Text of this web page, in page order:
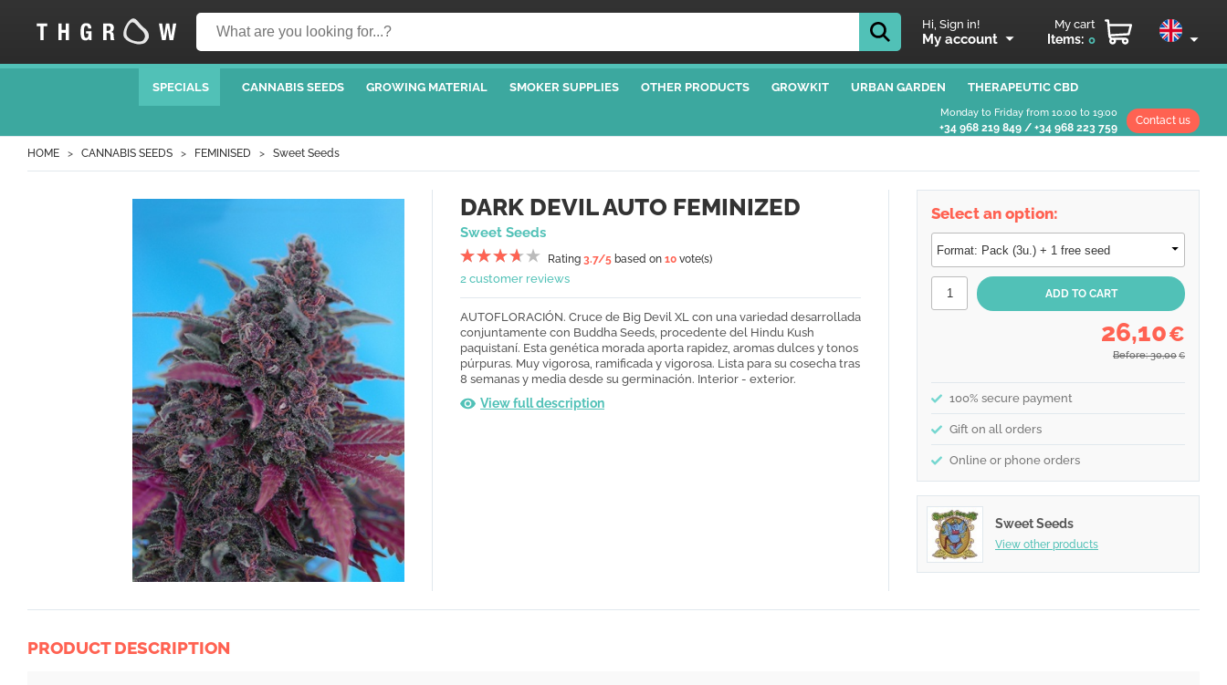
Hi, Sign in!
My account
My cart
Items: 0
SPECIALS CANNABIS SEEDS GROWING MATERIAL SMOKER SUPPLIES OTHER PRODUCTS GROWKIT URBAN GARDEN THERAPEUTIC CBD
Monday to Friday from 10:00 to 19:00
+34 968 219 849 / +34 968 223 759
Contact us
HOME CANNABIS SEEDS FEMINISED Sweet Seeds
DARK DEVIL AUTO FEMINIZED
Sweet Seeds
Rating 3.7/5 based on 10 vote(s)
2 customer reviews
AUTOFLORACIÓN. Cruce de Big Devil XL con una variedad desarrollada
conjuntamente con Buddha Seeds, procedente del Hindu Kush
paquistaní. Esta genética morada aporta rapidez, aromas dulces y tonos
púrpuras. Muy vigorosa, ramificada y vigorosa. Lista para su cosecha tras
8 semanas y media desde su germinación. Interior - exterior.
View full description
Select an option:
26,10€
Before: 30,00 €
100% secure payment
Gift on all orders
Online or phone orders
Sweet Seeds
View other products
PRODUCT DESCRIPTION